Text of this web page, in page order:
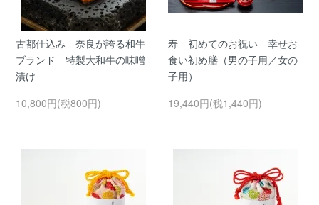
古都仕込み 奈良が誇る和牛
ブランド 特製大和牛の味噌
漬け
10,800円(税800円)
寿 初めてのお祝い 幸せお
食い初め膳（男の子用／女の
子用）
19,440円(税1,440円)